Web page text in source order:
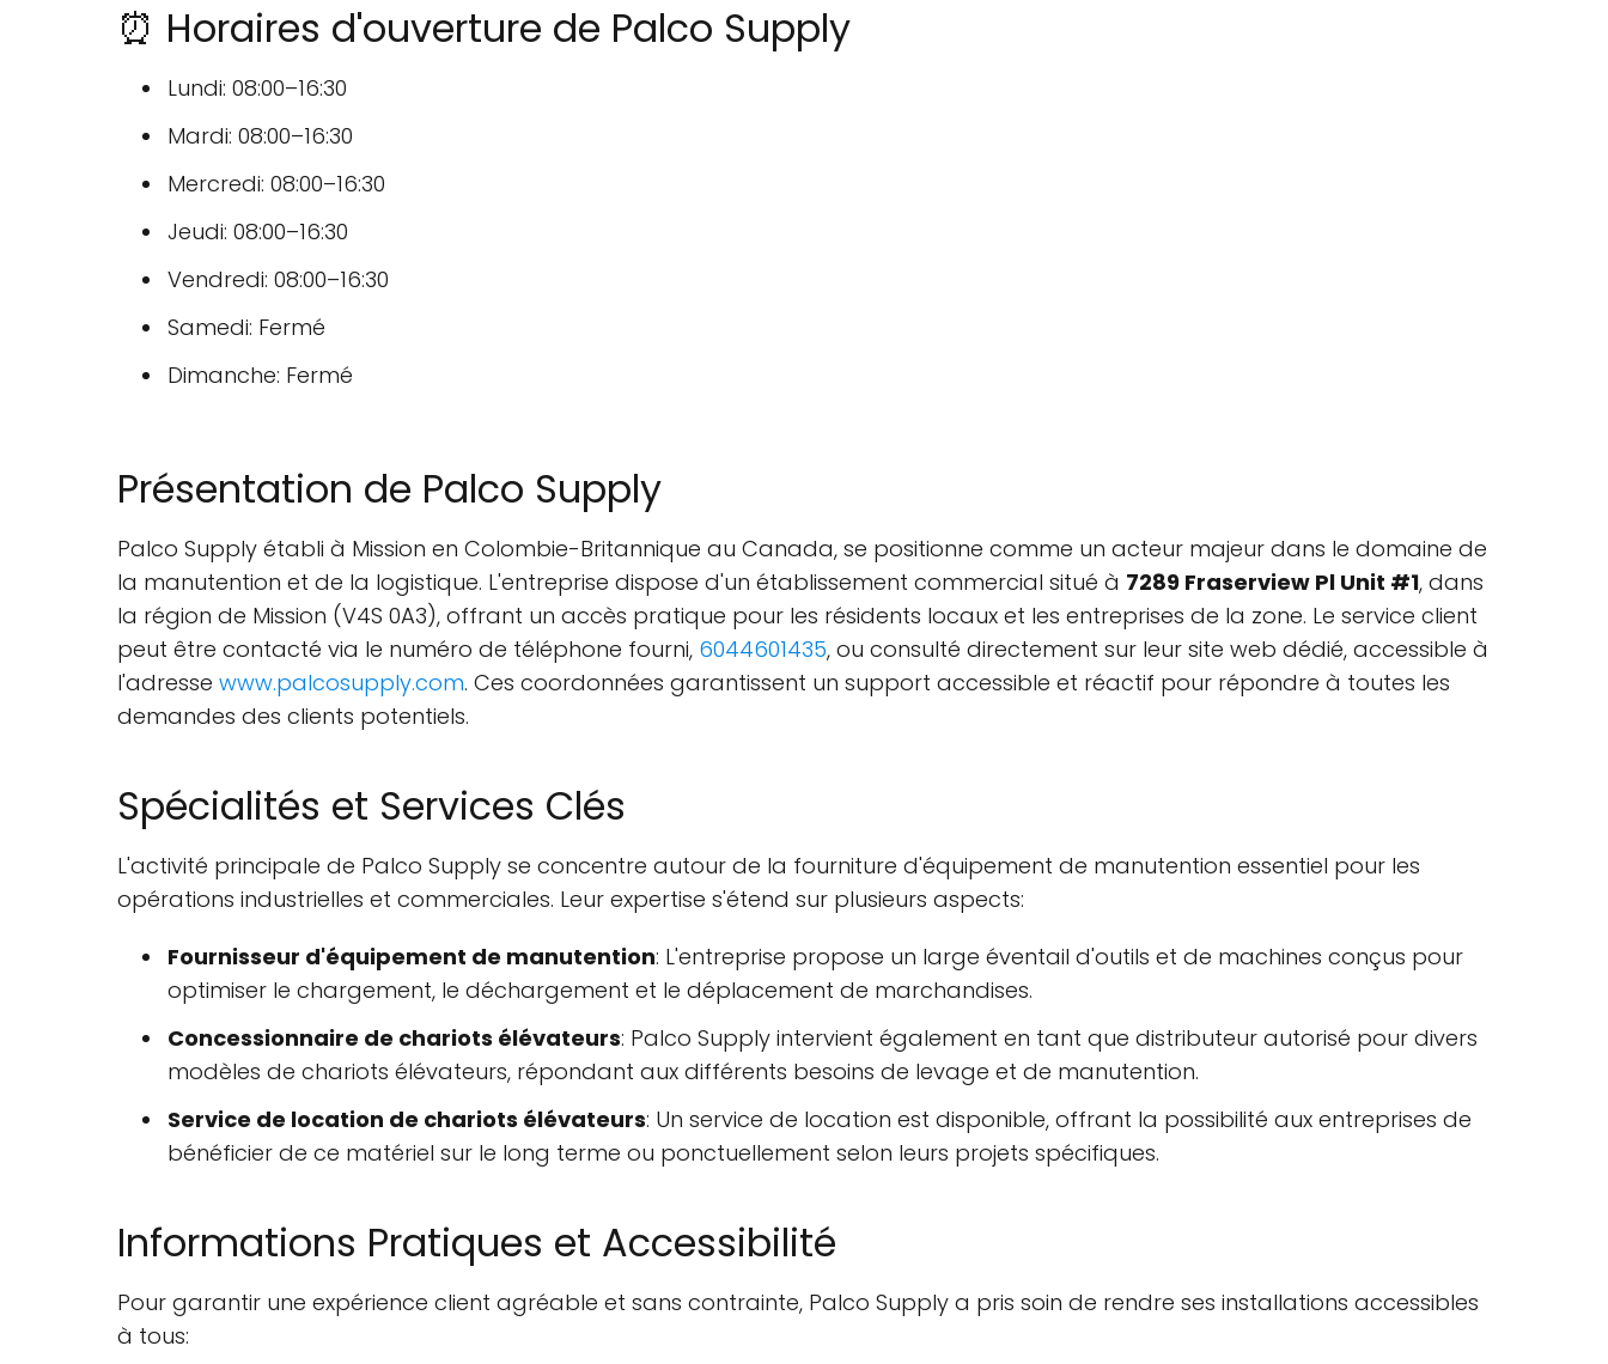
⏰ Horaires d'ouverture de Palco Supply
Lundi: 08:00–16:30
Mardi: 08:00–16:30
Mercredi: 08:00–16:30
Jeudi: 08:00–16:30
Vendredi: 08:00–16:30
Samedi: Fermé
Dimanche: Fermé
Présentation de Palco Supply
Palco Supply établi à Mission en Colombie-Britannique au Canada, se positionne comme un acteur majeur dans le domaine de
la manutention et de la logistique. L'entreprise dispose d'un établissement commercial situé à 7289 Fraserview Pl Unit #1, dans
la région de Mission (V4S 0A3), offrant un accès pratique pour les résidents locaux et les entreprises de la zone. Le service client
peut être contacté via le numéro de téléphone fourni, 6044601435, ou consulté directement sur leur site web dédié, accessible à
l'adresse www.palcosupply.com. Ces coordonnées garantissent un support accessible et réactif pour répondre à toutes les
demandes des clients potentiels.
Spécialités et Services Clés
L'activité principale de Palco Supply se concentre autour de la fourniture d'équipement de manutention essentiel pour les
opérations industrielles et commerciales. Leur expertise s'étend sur plusieurs aspects:
Fournisseur d'équipement de manutention: L'entreprise propose un large éventail d'outils et de machines conçus pour
optimiser le chargement, le déchargement et le déplacement de marchandises.
Concessionnaire de chariots élévateurs: Palco Supply intervient également en tant que distributeur autorisé pour divers
modèles de chariots élévateurs, répondant aux différents besoins de levage et de manutention.
Service de location de chariots élévateurs: Un service de location est disponible, offrant la possibilité aux entreprises de
bénéficier de ce matériel sur le long terme ou ponctuellement selon leurs projets spécifiques.
Informations Pratiques et Accessibilité
Pour garantir une expérience client agréable et sans contrainte, Palco Supply a pris soin de rendre ses installations accessibles
à tous: